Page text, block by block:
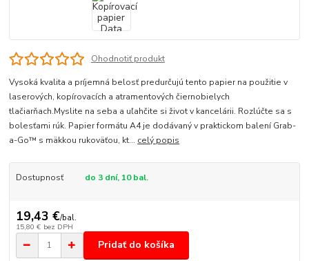
Ohodnotiť produkt
Vysoká kvalita a príjemná belosť predurčujú tento papier na použitie v
laserových, kopírovacích a atramentových čiernobielych
tlačiarňach.Myslite na seba a uľahčite si život v kancelárii. Rozlúčte sa s
bolesťami rúk. Papier formátu A4 je dodávaný v praktickom balení Grab-
a-Go™ s mäkkou rukoväťou, kt... celý popis
Dostupnosť do 3 dní, 10 bal.
19,43 €/bal.
15,80 € bez DPH
Pridať do košíka